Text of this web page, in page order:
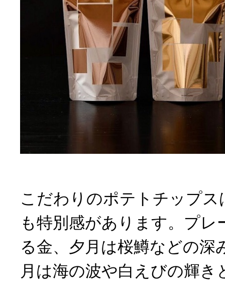
こだわりのポテトチップ
も特別感があります。プレ
る金、夕月は桜鱒などの深
月は海の波や白えびの輝き